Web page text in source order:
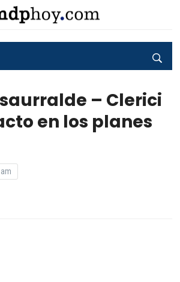
– Clerici
en los planes